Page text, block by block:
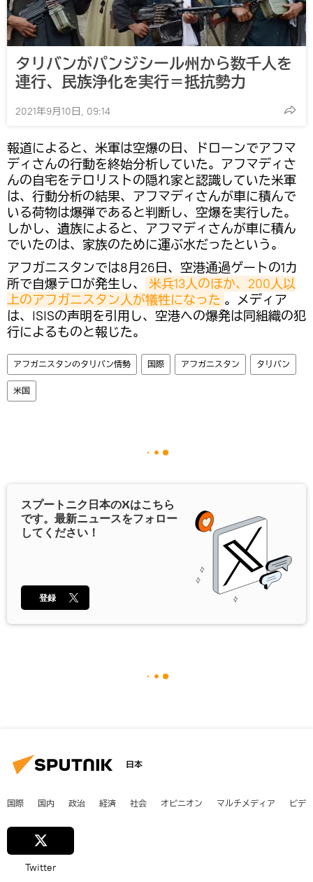
タリバンがパンジシール州から数千人を
連行、民族浄化を実行＝抵抗勢力
2021年9月10日, 09:14
報道によると、米軍は空爆の日、ドローンでアフマ
ディさんの行動を終始分析していた。アフマディさ
んの自宅をテロリストの隠れ家と認識していた米軍
は、行動分析の結果、アフマディさんが車に積んで
いる荷物は爆弾であると判断し、空爆を実行した。
しかし、遺族によると、アフマディさんが車に積ん
でいたのは、家族のために運ぶ水だったという。
アフガニスタンでは8月26日、空港通過ゲートの1カ
所で自爆テロが発生し、
米兵13人のほか、200人以
上のアフガニスタン人が犠牲になった 。メディア
は、ISISの声明を引用し、空港への爆発は同組織の犯
行によるものと報じた。
アフガニスタンのタリバン情勢 国際 アフガニスタン タリバン
米国
スプートニク日本のXはこちら
です。最新ニュースをフォロー
してください！
登録
日本
国際 国内 政治 経済 社会 オピニオン マルチメディア ビデ
Twitter